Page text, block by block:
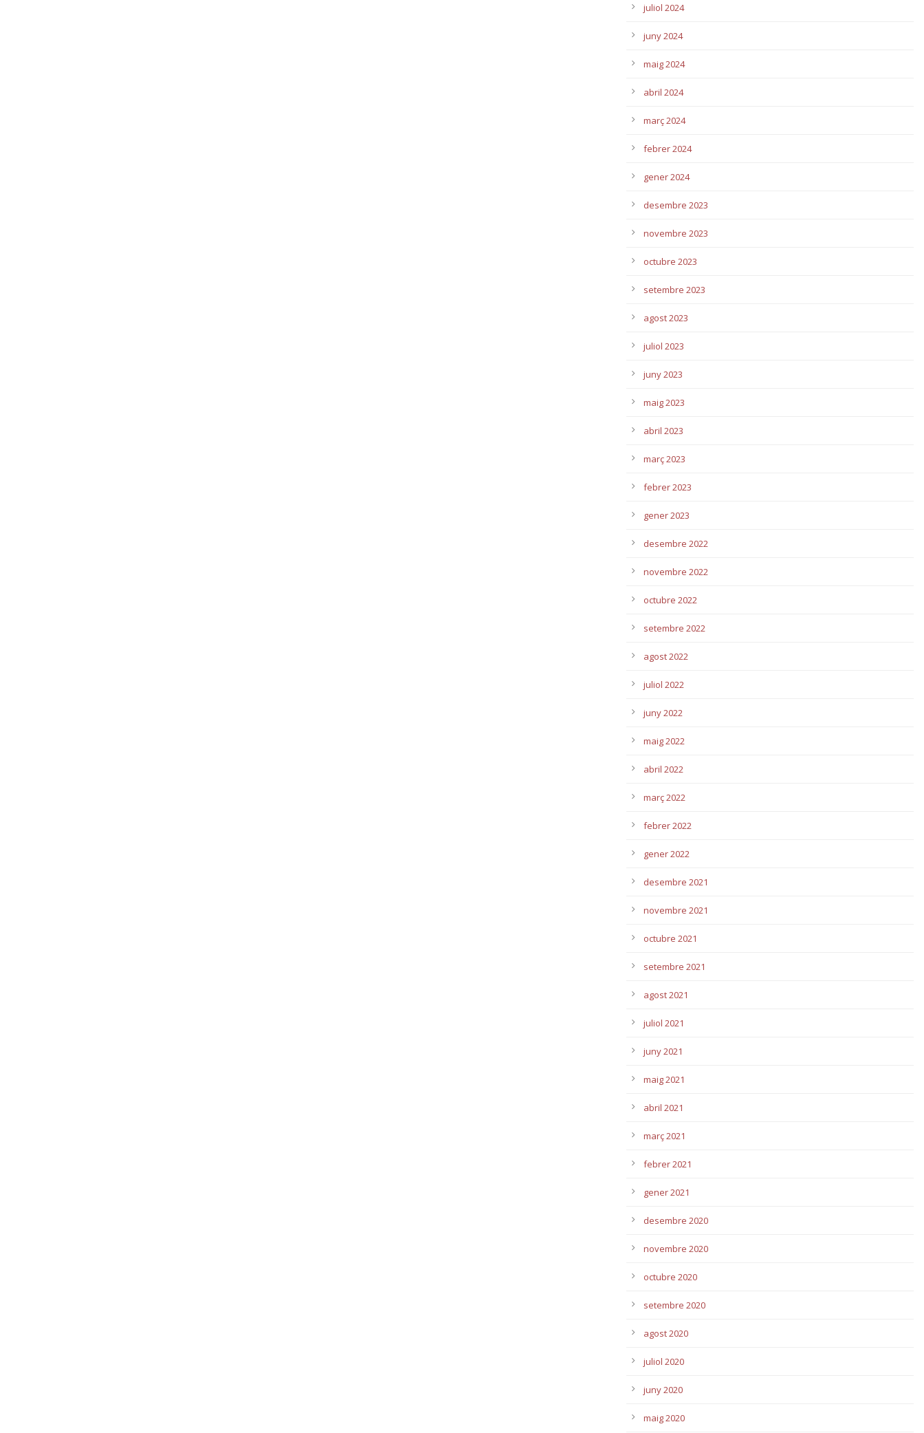
juliol 2024
juny 2024
maig 2024
abril 2024
març 2024
febrer 2024
gener 2024
desembre 2023
novembre 2023
octubre 2023
setembre 2023
agost 2023
juliol 2023
juny 2023
maig 2023
abril 2023
març 2023
febrer 2023
gener 2023
desembre 2022
novembre 2022
octubre 2022
setembre 2022
agost 2022
juliol 2022
juny 2022
maig 2022
abril 2022
març 2022
febrer 2022
gener 2022
desembre 2021
novembre 2021
octubre 2021
setembre 2021
agost 2021
juliol 2021
juny 2021
maig 2021
abril 2021
març 2021
febrer 2021
gener 2021
desembre 2020
novembre 2020
octubre 2020
setembre 2020
agost 2020
juliol 2020
juny 2020
maig 2020